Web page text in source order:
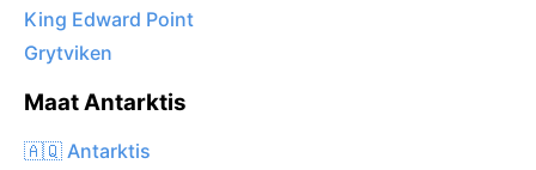
King Edward Point
Grytviken
Maat Antarktis
🇦🇶 Antarktis